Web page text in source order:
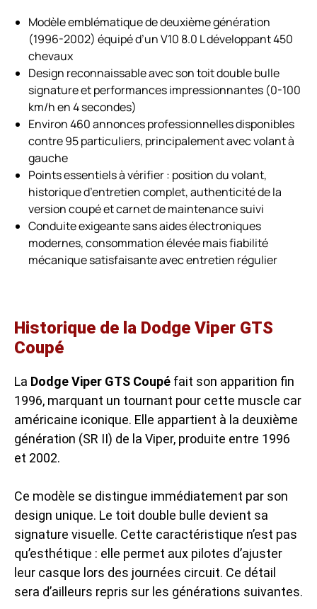
Modèle emblématique de deuxième génération
(1996-2002) équipé d’un V10 8.0 L développant 450
chevaux
Design reconnaissable avec son toit double bulle
signature et performances impressionnantes (0-100
km/h en 4 secondes)
Environ 460 annonces professionnelles disponibles
contre 95 particuliers, principalement avec volant à
gauche
Points essentiels à vérifier : position du volant,
historique d’entretien complet, authenticité de la
version coupé et carnet de maintenance suivi
Conduite exigeante sans aides électroniques
modernes, consommation élevée mais fiabilité
mécanique satisfaisante avec entretien régulier
Historique de la Dodge Viper GTS
Coupé
La Dodge Viper GTS Coupé fait son apparition fin
1996, marquant un tournant pour cette muscle car
américaine iconique. Elle appartient à la deuxième
génération (SR II) de la Viper, produite entre 1996
et 2002.
Ce modèle se distingue immédiatement par son
design unique. Le toit double bulle devient sa
signature visuelle. Cette caractéristique n’est pas
qu’esthétique : elle permet aux pilotes d’ajuster
leur casque lors des journées circuit. Ce détail
sera d’ailleurs repris sur les générations suivantes.